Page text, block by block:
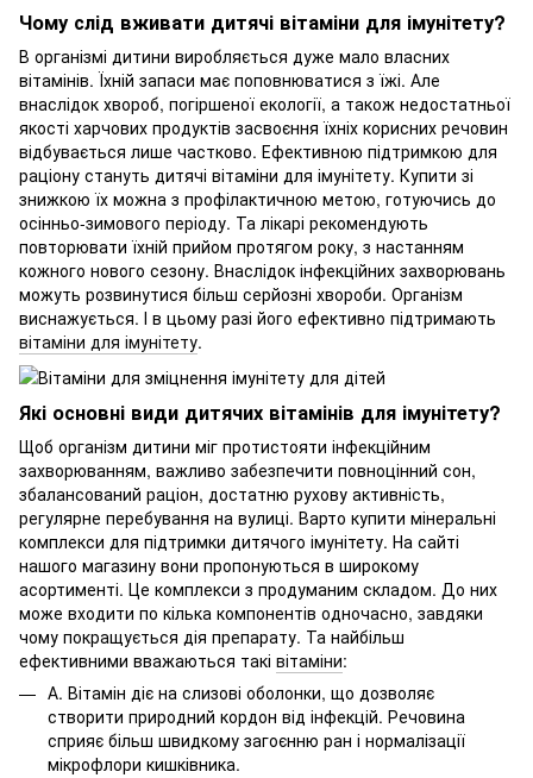
Чому слід вживати дитячі вітаміни для імунітету?
В організмі дитини виробляється дуже мало власних
вітамінів. Їхній запаси має поповнюватися з їжі. Але
внаслідок хвороб, погіршеної екології, а також недостатньої
якості харчових продуктів засвоєння їхніх корисних речовин
відбувається лише частково. Ефективною підтримкою для
раціону стануть дитячі вітаміни для імунітету. Купити зі
знижкою їх можна з профілактичною метою, готуючись до
осінньо-зимового періоду. Та лікарі рекомендують
повторювати їхній прийом протягом року, з настанням
кожного нового сезону. Внаслідок інфекційних захворювань
можуть розвинутися більш серйозні хвороби. Організм
виснажується. І в цьому разі його ефективно підтримають
вітаміни для імунітету.
Які основні види дитячих вітамінів для імунітету?
Щоб організм дитини міг протистояти інфекційним
захворюванням, важливо забезпечити повноцінний сон,
збалансований раціон, достатню рухову активність,
регулярне перебування на вулиці. Варто купити мінеральні
комплекси для підтримки дитячого імунітету. На сайті
нашого магазину вони пропонуються в широкому
асортименті. Це комплекси з продуманим складом. До них
може входити по кілька компонентів одночасно, завдяки
чому покращується дія препарату. Та найбільш
ефективними вважаються такі вітаміни:
А. Вітамін діє на слизові оболонки, що дозволяє
створити природний кордон від інфекцій. Речовина
сприяє більш швидкому загоєнню ран і нормалізації
мікрофлори кишківника.